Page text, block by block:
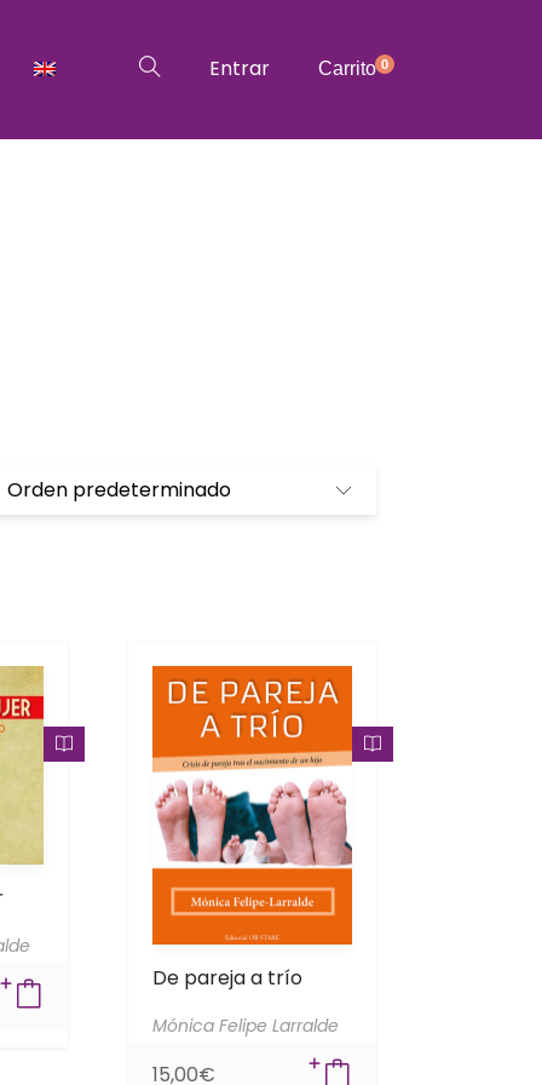
Entrar Carrito0
De pareja a trío
Mónica Felipe Larralde
15,00€